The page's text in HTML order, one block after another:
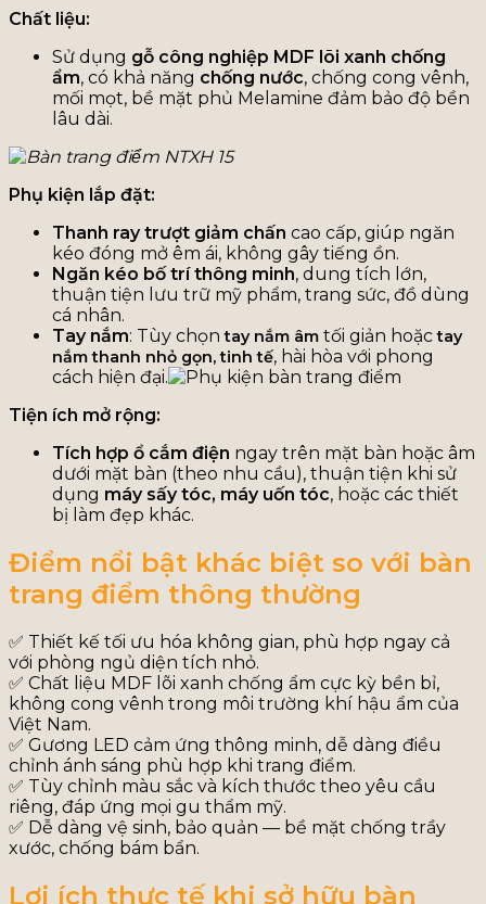
Chất liệu:
Sử dụng gỗ công nghiệp MDF lõi xanh chống
ẩm, có khả năng chống nước, chống cong vênh,
mối mọt, bề mặt phủ Melamine đảm bảo độ bền
lâu dài.
Phụ kiện lắp đặt:
Thanh ray trượt giảm chấn cao cấp, giúp ngăn
kéo đóng mở êm ái, không gây tiếng ồn.
Ngăn kéo bố trí thông minh, dung tích lớn,
thuận tiện lưu trữ mỹ phẩm, trang sức, đồ dùng
cá nhân.
Tay nắm: Tùy chọntay nắm âm tối giản hoặctay
nắm thanh nhỏ gọn, tinh tế, hài hòa với phong
cách hiện đại.
Tiện ích mở rộng:
Tích hợp ổ cắm điện ngay trên mặt bàn hoặc âm
dưới mặt bàn (theo nhu cầu), thuận tiện khi sử
dụng máy sấy tóc, máy uốn tóc, hoặc các thiết
bị làm đẹp khác.
Điểm nổi bật khác biệt so với bàn
trang điểm thông thường
✅ Thiết kế tối ưu hóa không gian, phù hợp ngay cả
với phòng ngủ diện tích nhỏ.
✅ Chất liệu MDF lõi xanh chống ẩm cực kỳ bền bỉ,
không cong vênh trong môi trường khí hậu ẩm của
Việt Nam.
✅ Gương LED cảm ứng thông minh, dễ dàng điều
chỉnh ánh sáng phù hợp khi trang điểm.
✅ Tùy chỉnh màu sắc và kích thước theo yêu cầu
riêng, đáp ứng mọi gu thẩm mỹ.
✅ Dễ dàng vệ sinh, bảo quản — bề mặt chống trầy
xước, chống bám bẩn.
Lợi ích thực tế khi sở hữu bàn